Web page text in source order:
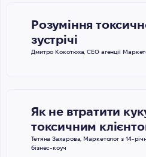
Розуміння
зустрічі
Дмитро Кокотюха, СЕО агенції
Як не втратити
токсичним
Тетяна Захарова, Маркетолог з 14-
бізнес-коуч